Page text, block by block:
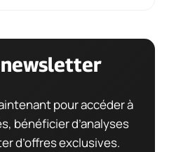
pour accéder à
bénéficier d’analyses
d’offres exclusives.